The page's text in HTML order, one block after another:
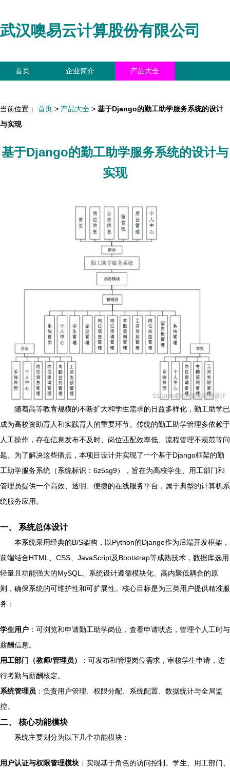
武汉噢易云计算股份有限公司
首页 企业简介 产品大全
当前位置： 首页 > 产品大全 > 基于Django的勤工助学服务系统的设计
与实现
基于Django的勤工助学服务系统的设计与
实现
随着高等教育规模的不断扩大和学生需求的日益多样化，勤工助学已
成为高校资助育人和实践育人的重要环节。传统的勤工助学管理多依赖于
人工操作，存在信息发布不及时、岗位匹配效率低、流程管理不规范等问
题。为了解决这些痛点，本项目设计并实现了一个基于Django框架的勤
工助学服务系统（系统标识：6z5sg9），旨在为高校学生、用工部门和
管理员提供一个高效、透明、便捷的在线服务平台，属于典型的计算机系
统服务应用。
一、 系统总体设计
本系统采用经典的B/S架构，以Python的Django作为后端开发框架，
前端结合HTML、CSS、JavaScript及Bootstrap等成熟技术，数据库选用
轻量且功能强大的MySQL。系统设计遵循模块化、高内聚低耦合的原
则，确保系统的可维护性和可扩展性。核心目标是为三类用户提供精准服
务：
学生用户 ：可浏览和申请勤工助学岗位，查看申请状态，管理个人工时与
薪酬信息。
用工部门（教师/管理员）
：可发布和管理岗位需求，审核学生申请，进
行考勤与薪酬核定。
系统管理员 ：负责用户管理、权限分配、系统配置、数据统计与全局监
控。
二、 核心功能模块
系统主要划分为以下几个功能模块：
用户认证与权限管理模块 ：实现基于角色的访问控制。学生、用工部门、